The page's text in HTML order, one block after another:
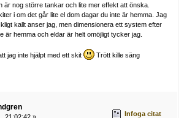
är nog större tankar och lite mer effekt att önska.
i om det går lite el dom dagar du inte är hemma. Jag
kallt anser jag, men dimensionera ett system efter
är hemma och eldar är helt omöjligt tycker jag.
jag inte hjälpt med ett skit
Trött kille säng
Infoga citat